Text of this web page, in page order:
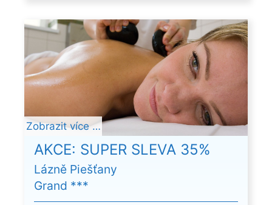
AKCE: SUPER SLEVA 35%
Lázně Piešťany
Grand ***
Zobrazit více …